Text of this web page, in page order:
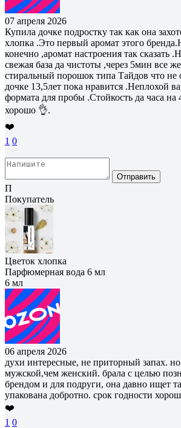
07 апреля 2026
Купила дочке подростку так как она
хлопка .Это первый аромат этого
конечно ,аромат настроения так сказать
свежая база да чистоты ,через 5мин все
стиральный порошок типа Тайдов что не
дочке 13,5лет пока нравится .Неплохой
формата для пробы .Стойкость да часа на
хорошо 👌.
❤️
1 0
Отправить
П
Покупатель
Цветок хлопка
Парфюмерная вода 6 мл
6 мл
06 апреля 2026
духи интересные, не приторный запах.
мужской,чем женский. брала с целью
брендом и для подруги, она давно ищет
упакована добротно. срок годности
❤️
1 0